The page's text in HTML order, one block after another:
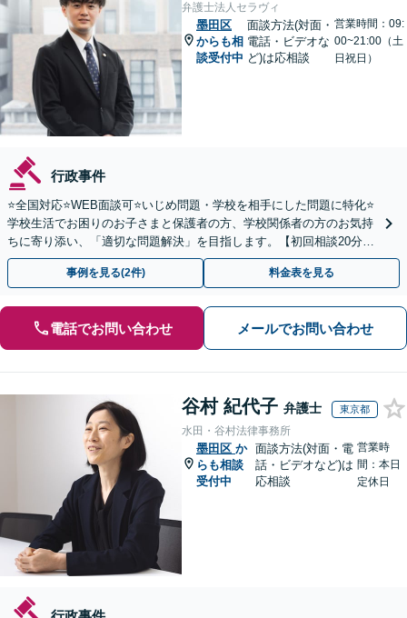
弁護士法人セラヴィ
墨田区
からも相
談受付中
面談方法(対面・
電話・ビデオな
ど)は応相談
営業時間：09:
00~21:00（土
日祝日）
行政事件
⭐️全国対応⭐️WEB面談可⭐️いじめ問題・学校を相手にした問題に特化⭐️
学校生活でお困りのお子さまと保護者の方、学校関係者の方のお気持
ちに寄り添い、「適切な問題解決」を目指します。【初回相談20分無
料】
事例を見る(2件) 料金表を見る
電話でお問い合わせ メールでお問い合わせ
谷村 紀代子 弁護士 東京都
水田・谷村法律事務所
墨田区 か
らも相談
受付中
面談方法(対面・電
話・ビデオなど)は
応相談
営業時
間：本日
定休日